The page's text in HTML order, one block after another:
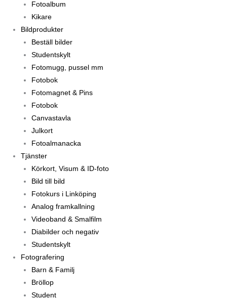
Fotoalbum
Kikare
Bildprodukter
Beställ bilder
Studentskylt
Fotomugg, pussel mm
Fotobok
Fotomagnet & Pins
Fotobok
Canvastavla
Julkort
Fotoalmanacka
Tjänster
Körkort, Visum & ID-foto
Bild till bild
Fotokurs i Linköping
Analog framkallning
Videoband & Smalfilm
Diabilder och negativ
Studentskylt
Fotografering
Barn & Familj
Bröllop
Student